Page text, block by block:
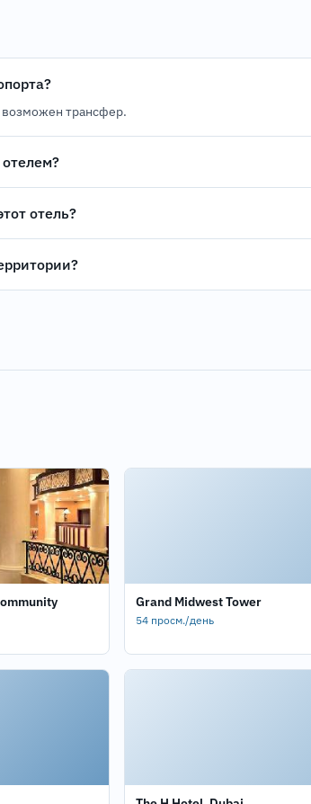
возможен трансфер.
отель?
Grand Midwest Tower
54 просм./день